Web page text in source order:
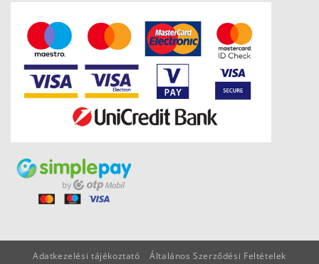
Adatkezelési tájékoztató Általános Szerződési Feltételek